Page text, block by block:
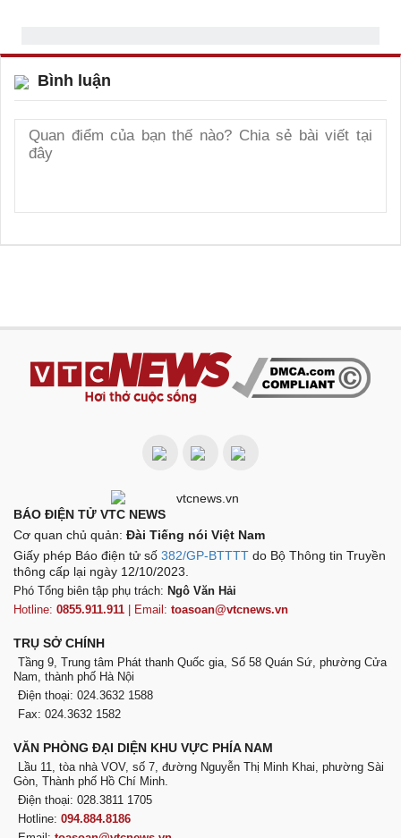
Bình luận
BÁO ĐIỆN TỬ VTC NEWS
Cơ quan chủ quản: Đài Tiếng nói Việt Nam
Giấy phép Báo điện tử số 382/GP-BTTTT do Bộ Thông tin Truyền
thông cấp lại ngày 12/10/2023.
Phó Tổng biên tập phụ trách: Ngô Văn Hải
Hotline: 0855.911.911 | Email: toasoan@vtcnews.vn
TRỤ SỞ CHÍNH
Tầng 9, Trung tâm Phát thanh Quốc gia, Số 58 Quán Sứ, phường Cửa
Nam, thành phố Hà Nội
Điện thoại: 024.3632 1588
Fax: 024.3632 1582
VĂN PHÒNG ĐẠI DIỆN KHU VỰC PHÍA NAM
Lầu 11, tòa nhà VOV, số 7, đường Nguyễn Thị Minh Khai, phường Sài
Gòn, Thành phố Hồ Chí Minh.
Điện thoại: 028.3811 1705
Hotline: 094.884.8186